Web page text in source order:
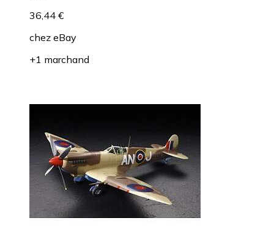
36,44 €
chez eBay
+1 marchand